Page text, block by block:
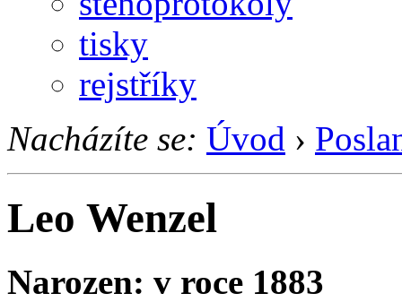
tisky
rejstříky
Nacházíte se: Úvod ›
Leo Wenzel
Narozen: v roce 1883